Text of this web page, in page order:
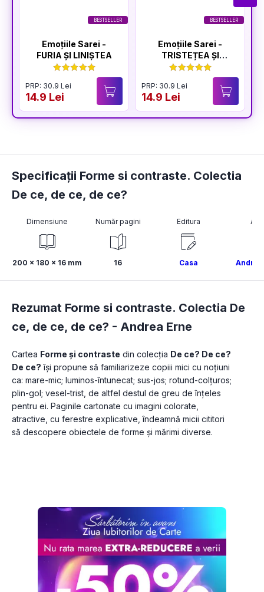
BESTSELLER
Emoțiile Sarei -
FURIA ȘI LINIȘTEA
PRP: 30.9 Lei
14.9 Lei
BESTSELLER
Emoțiile Sarei -
TRISTEȚEA ȘI
BUCURIA
PRP: 30.9 Lei
14.9 Lei
Specificații Forme si contraste. Colectia
De ce, de ce, de ce?
Dimensiune
200 x 180 x 16 mm
Număr pagini
16
Editura
Casa
Rezumat Forme si contraste. Colectia De
ce, de ce, de ce? - Andrea Erne
Cartea Forme și contraste din colecția De ce? De ce?
De ce? își propune să familiarizeze copiii mici cu noțiuni
ca: mare-mic; luminos-întunecat; sus-jos; rotund-colțuros;
plin-gol; vesel-trist, de altfel destul de greu de înțeles
pentru ei. Paginile cartonate cu imagini colorate,
atractive, cu ferestre explicative, îndeamnă micii cititori
să descopere obiectele de forme și mărimi diverse.